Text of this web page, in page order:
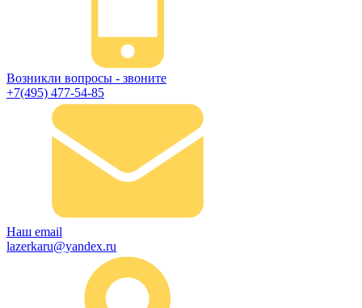
Возникли вопросы - звоните
+7(495) 477-54-85
Наш email
lazerkaru@yandex.ru